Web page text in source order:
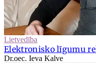
Lietvedība
Elektronisko līgumu
Dr.oec. Ieva Kalve